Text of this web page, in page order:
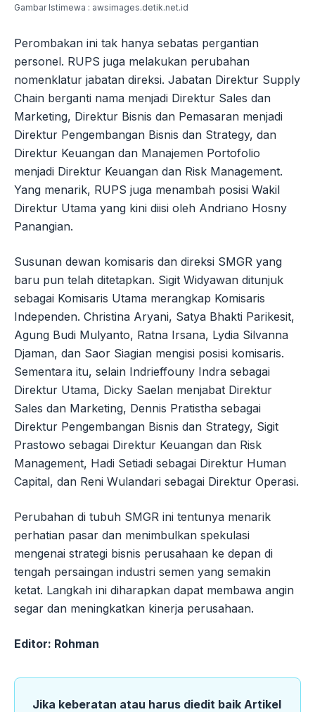
Gambar Istimewa : awsimages.detik.net.id
Perombakan ini tak hanya sebatas pergantian
personel. RUPS juga melakukan perubahan
nomenklatur jabatan direksi. Jabatan Direktur Supply
Chain berganti nama menjadi Direktur Sales dan
Marketing, Direktur Bisnis dan Pemasaran menjadi
Direktur Pengembangan Bisnis dan Strategy, dan
Direktur Keuangan dan Manajemen Portofolio
menjadi Direktur Keuangan dan Risk Management.
Yang menarik, RUPS juga menambah posisi Wakil
Direktur Utama yang kini diisi oleh Andriano Hosny
Panangian.
Susunan dewan komisaris dan direksi SMGR yang
baru pun telah ditetapkan. Sigit Widyawan ditunjuk
sebagai Komisaris Utama merangkap Komisaris
Independen. Christina Aryani, Satya Bhakti Parikesit,
Agung Budi Mulyanto, Ratna Irsana, Lydia Silvanna
Djaman, dan Saor Siagian mengisi posisi komisaris.
Sementara itu, selain Indrieffouny Indra sebagai
Direktur Utama, Dicky Saelan menjabat Direktur
Sales dan Marketing, Dennis Pratistha sebagai
Direktur Pengembangan Bisnis dan Strategy, Sigit
Prastowo sebagai Direktur Keuangan dan Risk
Management, Hadi Setiadi sebagai Direktur Human
Capital, dan Reni Wulandari sebagai Direktur Operasi.
Perubahan di tubuh SMGR ini tentunya menarik
perhatian pasar dan menimbulkan spekulasi
mengenai strategi bisnis perusahaan ke depan di
tengah persaingan industri semen yang semakin
ketat. Langkah ini diharapkan dapat membawa angin
segar dan meningkatkan kinerja perusahaan.
Editor: Rohman
Jika keberatan atau harus diedit baik Artikel